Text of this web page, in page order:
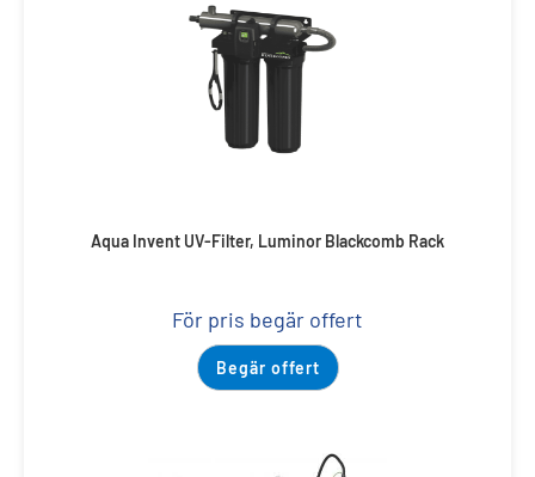
Aqua Invent UV-Filter, Luminor Blackcomb Rack
För pris begär offert
Begär offert